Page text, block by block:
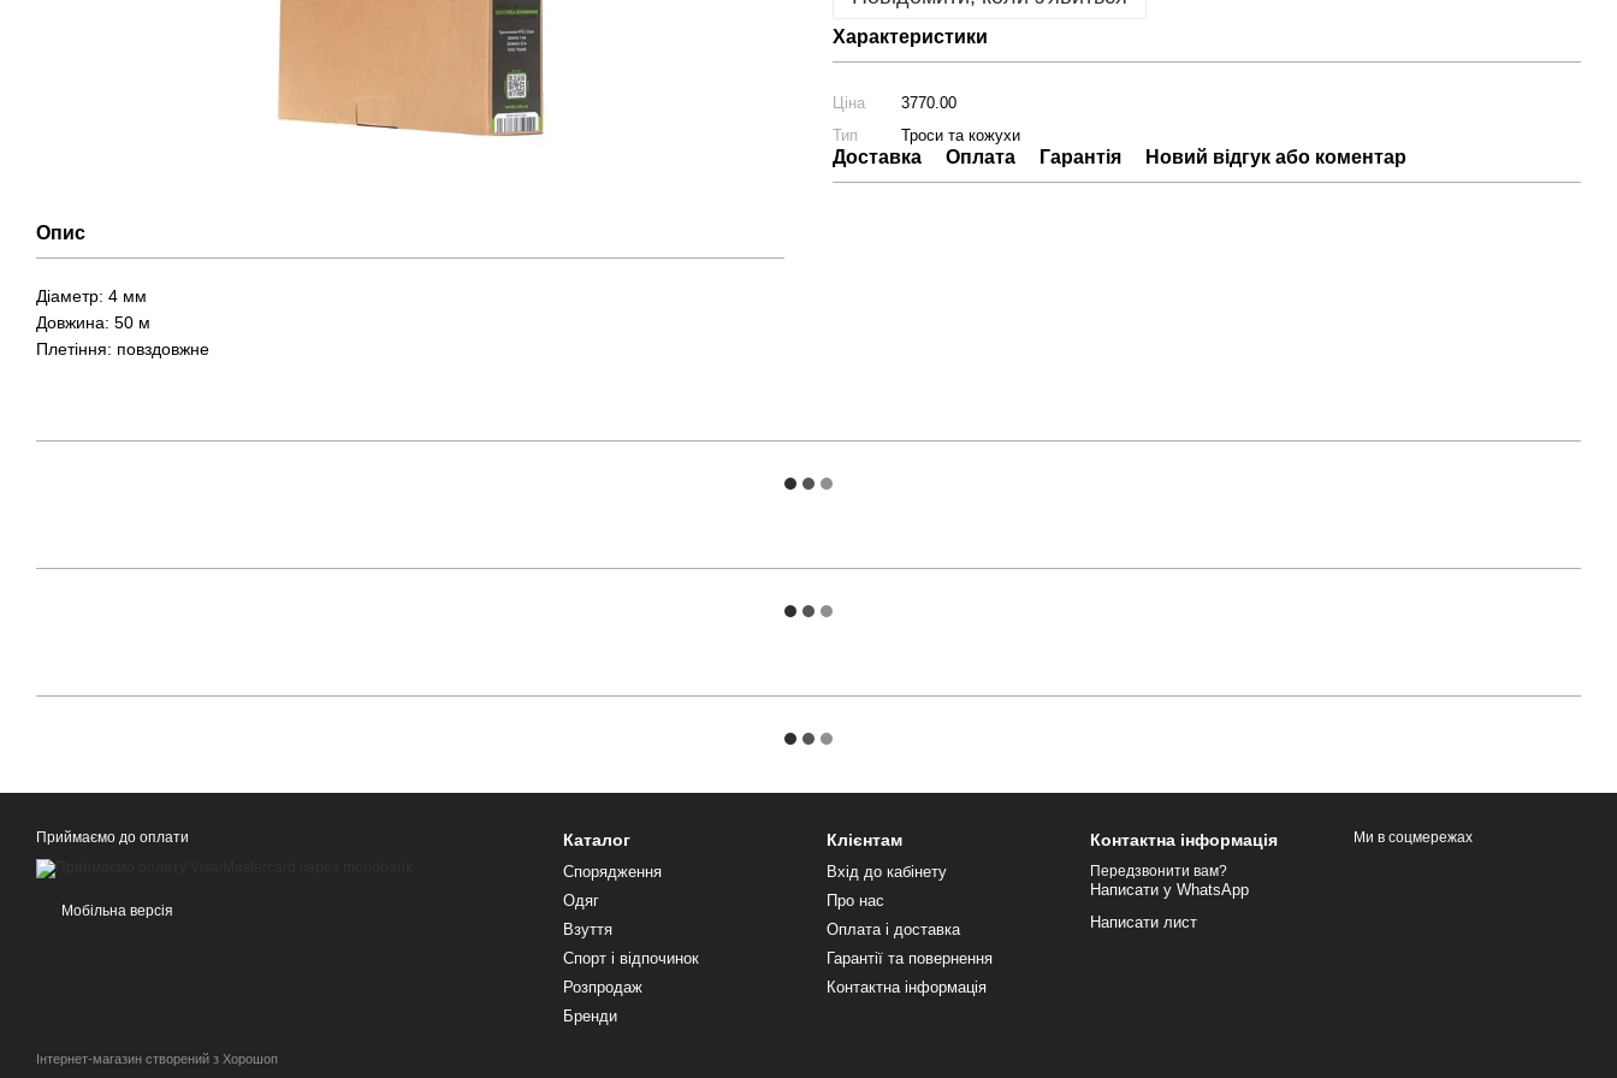
Опис
Діаметр: 4 мм
Довжина: 50 м
Плетіння: повздовжне
Характеристики
Ціна
3770.00
Тип
Троси та кожухи
Доставка Оплата Гарантія Новий відгук або коментар
Приймаємо до оплати
Мобільна версія
Інтернет-магазин створений з Хорошоп
Каталог
Спорядження
Одяг
Взуття
Спорт і відпочинок
Розпродаж
Бренди
Клієнтам
Вхід до кабінету
Про нас
Оплата і доставка
Гарантії та повернення
Контактна інформація
Контактна інформація
Передзвонити вам?
Написати у WhatsApp
Написати лист
Ми в соцмережах